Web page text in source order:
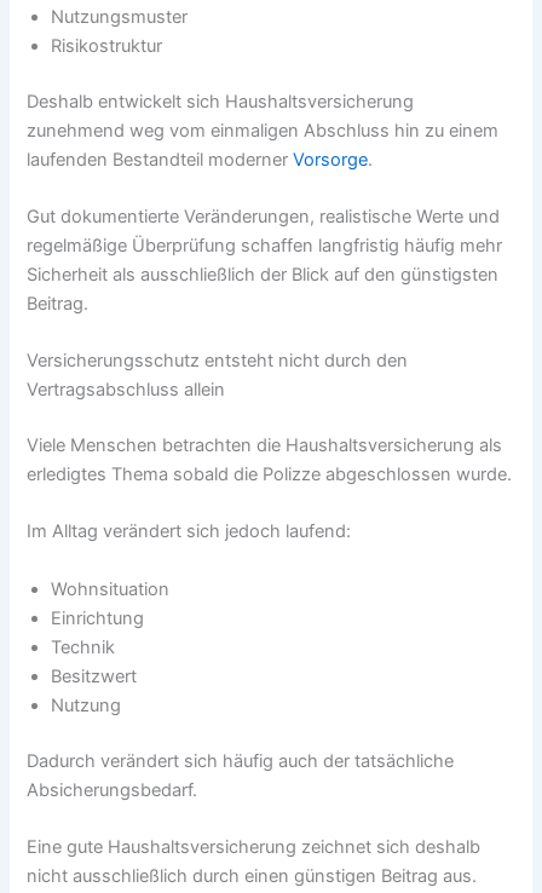
Nutzungsmuster
Risikostruktur
Deshalb entwickelt sich Haushaltsversicherung
zunehmend weg vom einmaligen Abschluss hin zu einem
laufenden Bestandteil modernerVorsorge.
Gut dokumentierte Veränderungen, realistische Werte und
regelmäßige Überprüfung schaffen langfristig häufig mehr
Sicherheit als ausschließlich der Blick auf den günstigsten
Beitrag.
Versicherungsschutz entsteht nicht durch den
Vertragsabschluss allein
Viele Menschen betrachten die Haushaltsversicherung als
erledigtes Thema sobald die Polizze abgeschlossen wurde.
Im Alltag verändert sich jedoch laufend:
Wohnsituation
Einrichtung
Technik
Besitzwert
Nutzung
Dadurch verändert sich häufig auch der tatsächliche
Absicherungsbedarf.
Eine gute Haushaltsversicherung zeichnet sich deshalb
nicht ausschließlich durch einen günstigen Beitrag aus.